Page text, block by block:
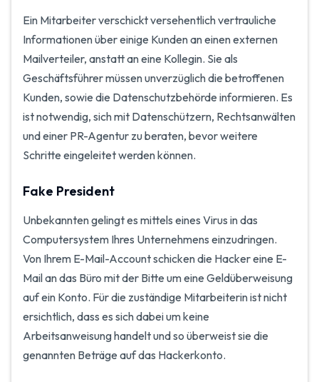
Ein Mitarbeiter verschickt versehentlich vertrauliche
Informationen über einige Kunden an einen externen
Mailverteiler, anstatt an eine Kollegin. Sie als
Geschäftsführer müssen unverzüglich die betroffenen
Kunden, sowie die Datenschutzbehörde informieren. Es
ist notwendig, sich mit Datenschützern, Rechtsanwälten
und einer PR-Agentur zu beraten, bevor weitere
Schritte eingeleitet werden können.
Fake President
Unbekannten gelingt es mittels eines Virus in das
Computersystem Ihres Unternehmens einzudringen.
Von Ihrem E-Mail-Account schicken die Hacker eine E-
Mail an das Büro mit der Bitte um eine Geldüberweisung
auf ein Konto. Für die zuständige Mitarbeiterin ist nicht
ersichtlich, dass es sich dabei um keine
Arbeitsanweisung handelt und so überweist sie die
genannten Beträge auf das Hackerkonto.